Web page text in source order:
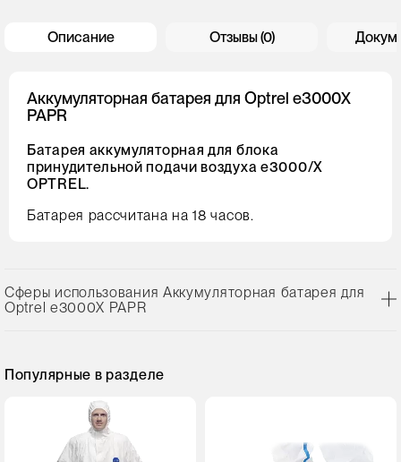
Описание Отзывы (0)
Аккумуляторная батарея для Optrel e3000X
PAPR
Батарея аккумуляторная для блока
принудительной подачи воздуха e3000/X
OPTREL.
Батарея рассчитана на 18 часов.
Сферы использования Аккумуляторная батарея для
Optrel e3000X PAPR
Популярные в разделе